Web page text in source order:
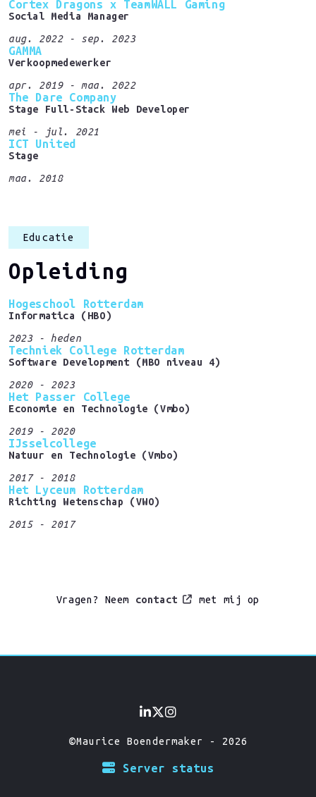
Cortex Dragons x TeamWALL Gaming
Social Media Manager
aug. 2022 - sep. 2023
GAMMA
Verkoopmedewerker
apr. 2019 - maa. 2022
The Dare Company
Stage Full-Stack Web Developer
mei - jul. 2021
ICT United
Stage
maa. 2018
Educatie
Opleiding
Hogeschool Rotterdam
Informatica (HBO)
2023 - heden
Techniek College Rotterdam
Software Development (MBO niveau 4)
2020 - 2023
Het Passer College
Economie en Technologie (Vmbo)
2019 - 2020
IJsselcollege
Natuur en Technologie (Vmbo)
2017 - 2018
Het Lyceum Rotterdam
Richting Wetenschap (VWO)
2015 - 2017
Vragen? Neem contact met mij op
©Maurice Boendermaker - 2026
Server status